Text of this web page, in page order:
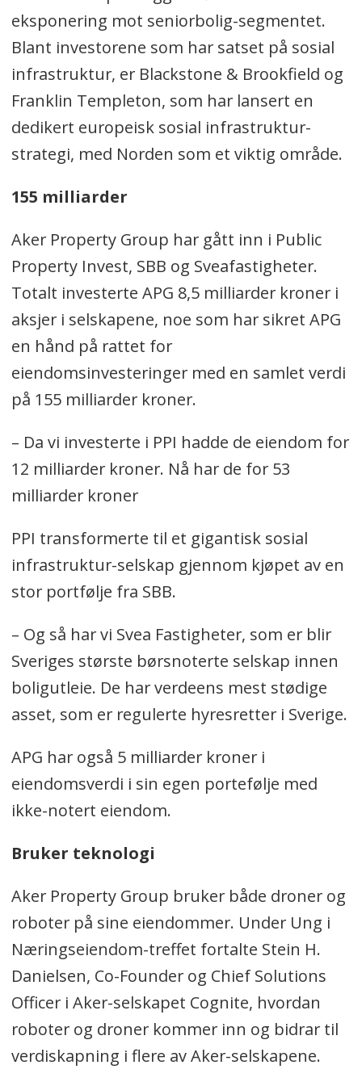
eksponering mot seniorbolig-segmentet.
Blant investorene som har satset på sosial
infrastruktur, er Blackstone & Brookfield og
Franklin Templeton, som har lansert en
dedikert europeisk sosial infrastruktur-
strategi, med Norden som et viktig område.
155 milliarder
Aker Property Group har gått inn i Public
Property Invest, SBB og Sveafastigheter.
Totalt investerte APG 8,5 milliarder kroner i
aksjer i selskapene, noe som har sikret APG
en hånd på rattet for
eiendomsinvesteringer med en samlet verdi
på 155 milliarder kroner.
– Da vi investerte i PPI hadde de eiendom for
12 milliarder kroner. Nå har de for 53
milliarder kroner
PPI transformerte til et gigantisk sosial
infrastruktur-selskap gjennom kjøpet av en
stor portfølje fra SBB.
– Og så har vi Svea Fastigheter, som er blir
Sveriges største børsnoterte selskap innen
boligutleie. De har verdeens mest stødige
asset, som er regulerte hyresretter i Sverige.
APG har også 5 milliarder kroner i
eiendomsverdi i sin egen portefølje med
ikke-notert eiendom.
Bruker teknologi
Aker Property Group bruker både droner og
roboter på sine eiendommer. Under Ung i
Næringseiendom-treffet fortalte Stein H.
Danielsen, Co-Founder og Chief Solutions
Officer i Aker-selskapet Cognite, hvordan
roboter og droner kommer inn og bidrar til
verdiskapning i flere av Aker-selskapene.